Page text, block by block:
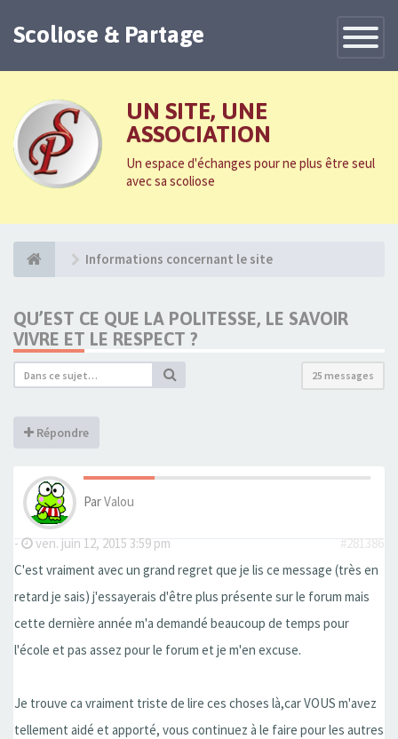
Toggle
Scoliose & Partage
UN SITE, UNE
ASSOCIATION
Un espace d'échanges pour ne plus être seul
avec sa scoliose
Informations concernant le site
QU’EST CE QUE LA POLITESSE, LE SAVOIR
VIVRE ET LE RESPECT ?
25 messages
Répondre
ParValou
- ven. juin 12, 2015 3:59 pm
#281386
C'est vraiment avec un grand regret que je lis ce message (très en
retard je sais) j'essayerais d'être plus présente sur le forum mais
cette dernière année m'a demandé beaucoup de temps pour
l'école et pas assez pour le forum et je m'en excuse.
Je trouve ca vraiment triste de lire ces choses là,car VOUS m'avez
tellement aidé et apporté, vous continuez à le faire pour les autres